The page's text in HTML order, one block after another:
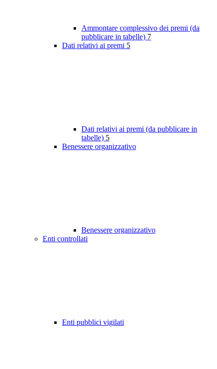
Ammontare complessivo dei premi (da
pubblicare in tabelle) 7
Dati relativi ai premi 5
Dati relativi ai premi (da pubblicare in
tabelle) 5
Benessere organizzativo
Benessere organizzativo
Enti controllati
Enti pubblici vigilati